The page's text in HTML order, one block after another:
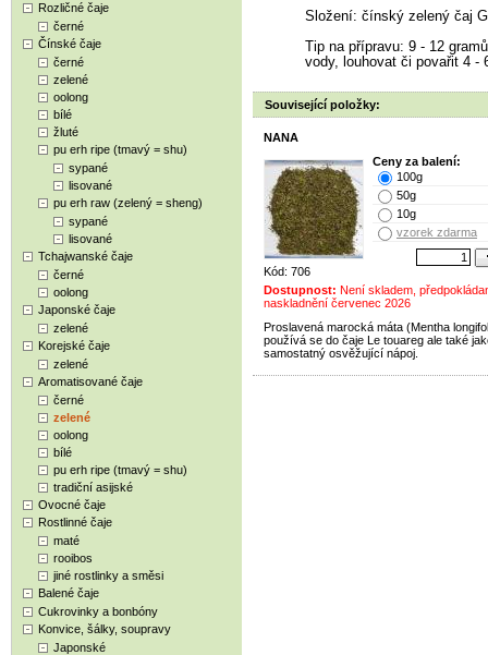
Rozličné čaje
černé
Čínské čaje
černé
zelené
oolong
bílé
žluté
pu erh ripe (tmavý = shu)
sypané
lisované
pu erh raw (zelený = sheng)
sypané
lisované
Tchajwanské čaje
černé
oolong
Japonské čaje
zelené
Korejské čaje
zelené
Aromatisované čaje
černé
zelené
oolong
bílé
pu erh ripe (tmavý = shu)
tradiční asijské
Ovocné čaje
Rostlinné čaje
maté
rooibos
jiné rostlinky a směsi
Balené čaje
Cukrovinky a bonbóny
Konvice, šálky, soupravy
Japonské
Složení: čínský zelený čaj
Tip na přípravu: 9 - 12
vody, louhovat či povařit 4 -
Související položky:
NANA
Kód: 706
Ceny za balení:
100g
50g
10g
vzorek zdarma
Dostupnost: Není skladem,
naskladnění červenec 2026
Proslavená marocká máta (Mentha
používá se do čaje Le touareg ale také
samostatný osvěžující nápoj.